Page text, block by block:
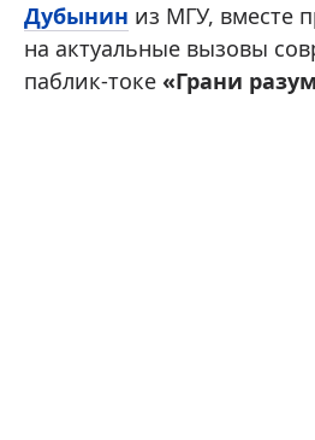
Дубынин из МГУ, вместе
на актуальные вызовы
паблик-токе «Грани